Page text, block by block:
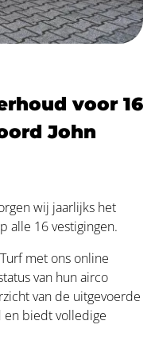
voor 16
John
wij jaarlijks het
alle 16 vestigingen.
met ons online
van hun airco
van de uitgevoerde
en biedt volledige